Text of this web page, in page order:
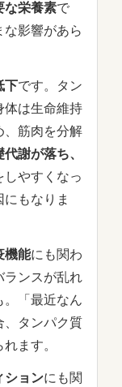
な栄養素で
影響があら
下です。タン
体は生命維持
、筋肉を分解
代謝が落ち、
しやすくなっ
もなりま
機能にも関わ
ランスが乱れ
。「最近なん
、タンパク質
ます。
ションにも関